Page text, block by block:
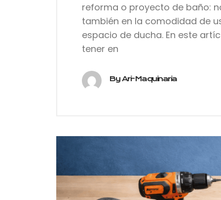
reforma o proyecto de baño:
también en la comodidad de
espacio de ducha. En este
tener en
By Ari-Maquinaria